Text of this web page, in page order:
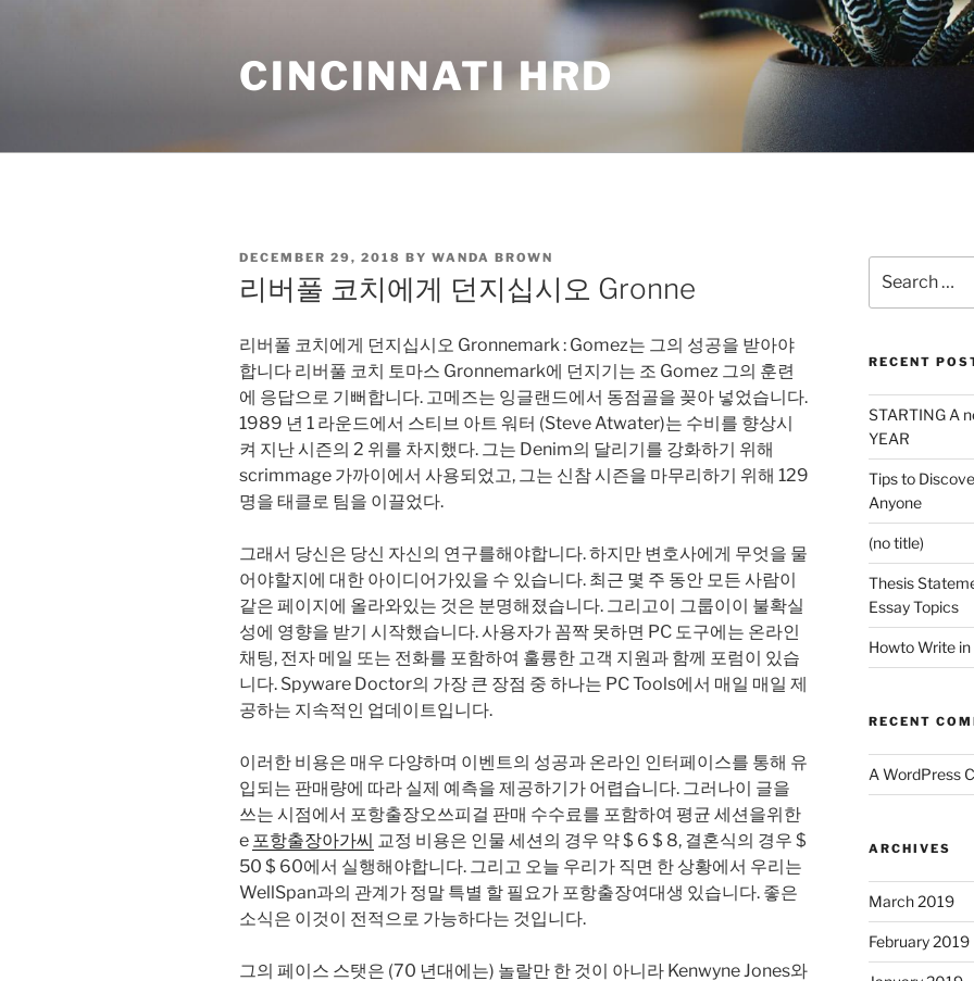
CINCINNATI HRD
POSTED
DECEMBER 29, 2018 BY WANDA BROWN
리버풀 코치에게 던지십시오 Gronne
리버풀 코치에게 던지십시오 Gronnemark : Gomez는 그의 성공을 받아야
합니다 리버풀 코치 토마스 Gronnemark에 던지기는 조 Gomez 그의 훈련
에 응답으로 기뻐합니다. 고메즈는 잉글랜드에서 동점골을 꽂아 넣었습니다.
1989 년 1 라운드에서 스티브 아트 워터 (Steve Atwater)는 수비를 향상시
켜 지난 시즌의 2 위를 차지했다. 그는 Denim의 달리기를 강화하기 위해
scrimmage 가까이에서 사용되었고, 그는 신참 시즌을 마무리하기 위해 129
명을 태클로 팀을 이끌었다.
그래서 당신은 당신 자신의 연구를해야합니다. 하지만 변호사에게 무엇을 물
어야할지에 대한 아이디어가있을 수 있습니다. 최근 몇 주 동안 모든 사람이
같은 페이지에 올라와있는 것은 분명해졌습니다. 그리고이 그룹이이 불확실
성에 영향을 받기 시작했습니다. 사용자가 꼼짝 못하면 PC 도구에는 온라인
채팅, 전자 메일 또는 전화를 포함하여 훌륭한 고객 지원과 함께 포럼이 있습
니다. Spyware Doctor의 가장 큰 장점 중 하나는 PC Tools에서 매일 매일 제
공하는 지속적인 업데이트입니다.
이러한 비용은 매우 다양하며 이벤트의 성공과 온라인 인터페이스를 통해 유
입되는 판매량에 따라 실제 예측을 제공하기가 어렵습니다. 그러나이 글을
쓰는 시점에서 포항출장오쓰피걸 판매 수수료를 포함하여 평균 세션을위한
e 포항출장아가씨 교정 비용은 인물 세션의 경우 약 $ 6 $ 8, 결혼식의 경우 $
50 $ 60에서 실행해야합니다. 그리고 오늘 우리가 직면 한 상황에서 우리는
WellSpan과의 관계가 정말 특별 할 필요가 포항출장여대생 있습니다. 좋은
소식은 이것이 전적으로 가능하다는 것입니다.
그의 페이스 스탯은 (70 년대에는) 놀랄만 한 것이 아니라 Kenwyne Jones와
for:
RECENT
STARTING A
YEAR
Tips to
Anyone
(no title)
Thesis
Essay Topics
Howto Write
RECENT
A WordPress
ARCHIVES
March 2019
February 2019